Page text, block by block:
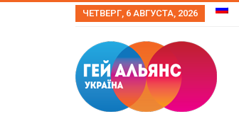
ЧЕТВЕРГ, 6 АВГУСТА, 2026